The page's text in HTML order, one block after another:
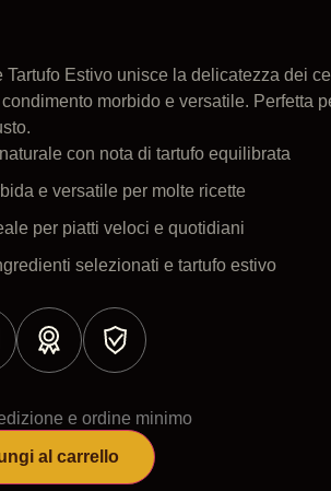
Tartufo Estivo unisce la delicatezza dei
morbido e versatile. Perfetta
con nota di tartufo equilibrata
e versatile per molte ricette
per piatti veloci e quotidiani
selezionati e tartufo estivo
e ordine minimo
al carrello